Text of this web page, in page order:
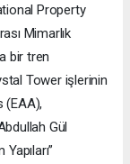
Property
Mimarlık
bir tren
Tower işlerinin
(EAA),
Gül